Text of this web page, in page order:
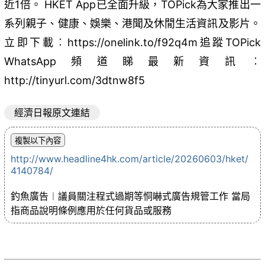
近1倍。 HKET App已全面升級，TOPick為大家推出一
系列親子、健康、娛樂、港聞及休閒生活資訊及影片。
立即下載︰https://onelink.to/f92q4m追蹤TOPick
WhatsApp頻道睇最新資訊︰
http://tinyurl.com/3dtnw8f5
經濟日報原文連結
http://www.headline4hk.com/article/20260603/hket/
4140784/
釣魚廣告︱議員關注程式過期等恫嚇式廣告規管工作 當局
指商品說明條例應用於任何貨品或服務